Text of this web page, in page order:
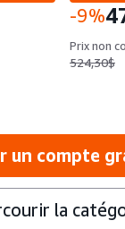
-9%
Prix non
524,30$
un compte
la